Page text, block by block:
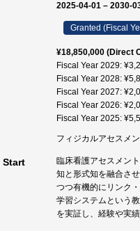
2025-04-01 – 2030-
Granted (Fiscal
¥18,850,000 (Direct
Fiscal Year 2029:
Fiscal Year 2028:
Fiscal Year 2027:
Fiscal Year 2026:
Fiscal Year 2025:
フィジカルアセスメ
Start
臨床看護アセスメン
知と形式知を融合さ
つつ有機的にリンク
学習システムという
を実証し、経験や実